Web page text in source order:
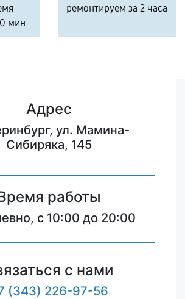
мин
ремонтируем за 2 часа
Адрес
ул. Мамина-
Сибиряка, 145
работы
с 10:00 до 20:00
с нами
(343) 226-97-56